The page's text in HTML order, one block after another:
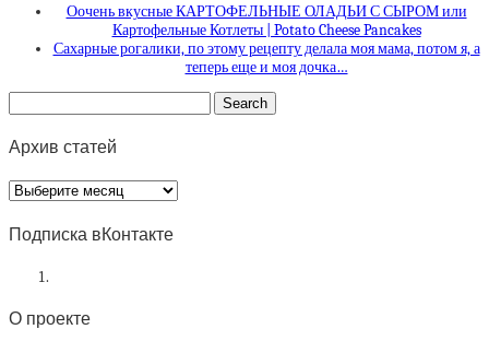
Оочень вкусные КАРТОФЕЛЬНЫЕ ОЛАДЬИ С СЫРОМ или
Картофельные Котлеты | Potato Cheese Pancakes
Сахарные рогалики, по этому рецепту делала моя мама, потом я, а
теперь еще и моя дочка…
Архив статей
Архив
статей
Подписка вКонтакте
О проекте